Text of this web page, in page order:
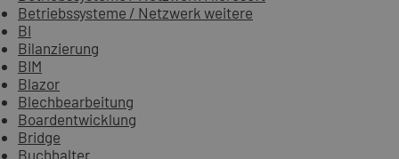
Betriebssysteme / Netzwerk weitere
BI
Bilanzierung
BIM
Blazor
Blechbearbeitung
Boardentwicklung
Bridge
Buchhalter